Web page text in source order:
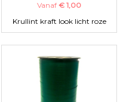
Vanaf € 1,00
Krullint kraft look licht roze